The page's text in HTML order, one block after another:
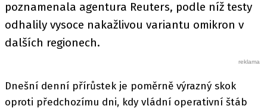
poznamenala agentura Reuters, podle níž testy
odhalily vysoce nakažlivou variantu omikron v
dalších regionech.
Dnešní denní přírůstek je poměrně výrazný skok
oproti předchozímu dni, kdy vládní operativní štáb